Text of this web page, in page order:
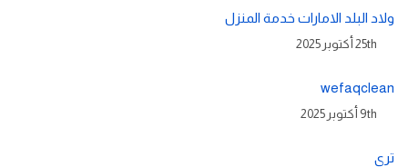
ولاد البلد الامارات خدمة المنزل
25th أكتوبر 2025
wefaqclean
9th أكتوبر 2025
تري